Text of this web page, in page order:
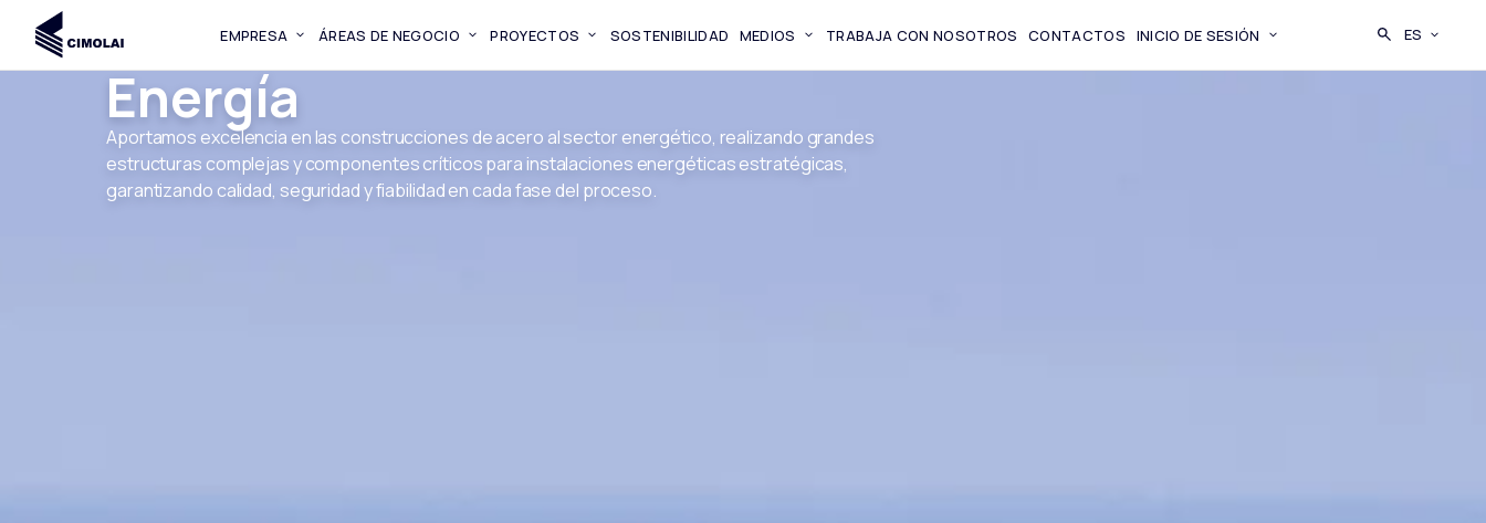
EMPRESA ÁREAS DE NEGOCIO PROYECTOS SOSTENIBILIDAD MEDIOS TRABAJA CON NOSOTROS CONTACTOS INICIO DE SESIÓN BUSCAR
CAMBIA
ES
Energía
Aportamos excelencia en las construcciones de acero al sector energético, realizando grandes
estructuras complejas y componentes críticos para instalaciones energéticas estratégicas,
garantizando calidad, seguridad y fiabilidad en cada fase del proceso.